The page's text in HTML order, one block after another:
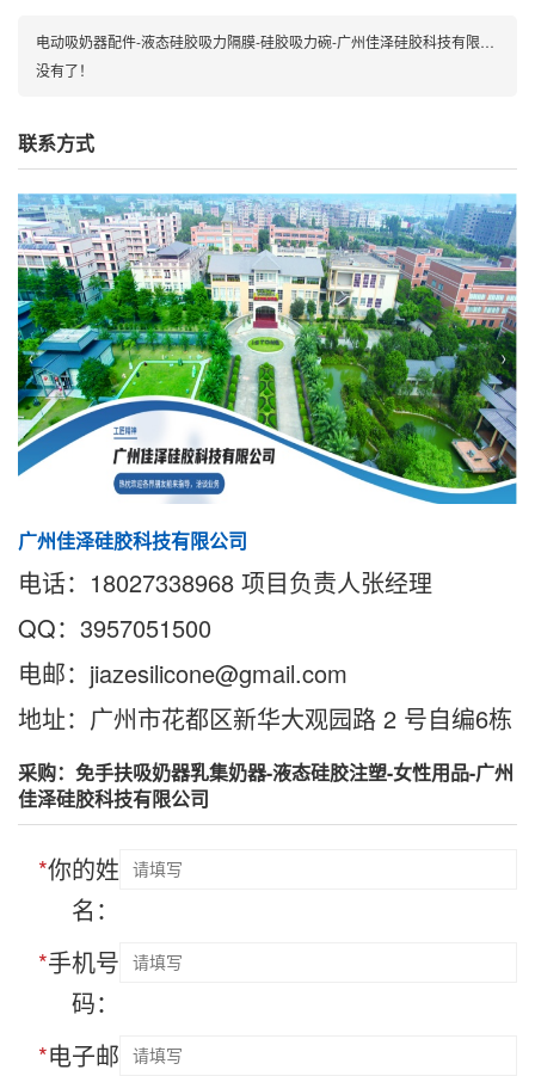
电动吸奶器配件-液态硅胶吸力隔膜-硅胶吸力碗-广州佳泽硅胶科技有限公司
没有了！
联系方式
广州佳泽硅胶科技有限公司
电话：18027338968 项目负责人张经理
QQ：3957051500
电邮：jiazesilicone@gmail.com
地址：广州市花都区新华大观园路 2 号自编6栋
采购：免手扶吸奶器乳集奶器-液态硅胶注塑-女性用品-广州
佳泽硅胶科技有限公司
*你的姓
名：
*手机号
码：
*电子邮